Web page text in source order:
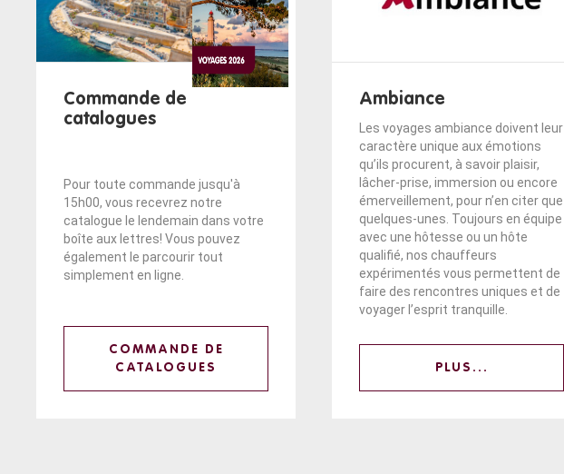
Commande de
catalogues
Pour toute commande jusqu'à
15h00, vous recevrez notre
catalogue le lendemain dans votre
boîte aux lettres! Vous pouvez
également le parcourir tout
simplement en ligne.
COMMANDE DE
CATALOGUES
Ambiance
Les voyages ambiance doivent leur
caractère unique aux émotions
qu’ils procurent, à savoir plaisir,
lâcher-prise, immersion ou encore
émerveillement, pour n’en citer que
quelques-unes. Toujours en équipe
avec une hôtesse ou un hôte
qualifié, nos chauffeurs
expérimentés vous permettent de
faire des rencontres uniques et de
voyager l’esprit tranquille.
PLUS...